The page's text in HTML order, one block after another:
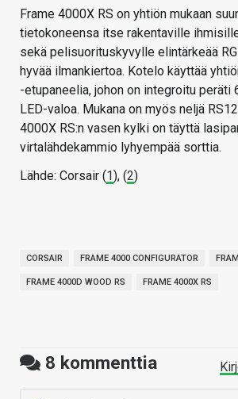
Frame 4000X RS on yhtiön mukaan
tietokoneensa itse rakentaville
sekä pelisuorituskyvylle elintärkeää
hyvää ilmankiertoa. Kotelo käyttää
-etupaneelia, johon on integroitu peräti
LED-valoa. Mukana on myös neljä
4000X RS:n vasen kylki on täyttä
virtalähdekammio lyhyempää sorttia.
Lähde: Corsair (1), (2)
CORSAIR FRAME 4000 CONFIGURATOR
FRAME 4000D WOOD RS FRAME 4000X RS
8 kommenttia